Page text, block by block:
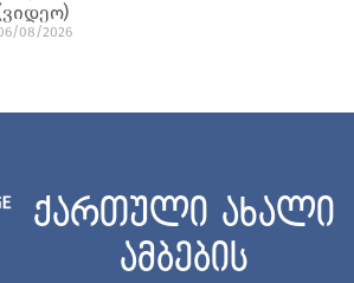
08/2026
ქართული ახალი
ამბების